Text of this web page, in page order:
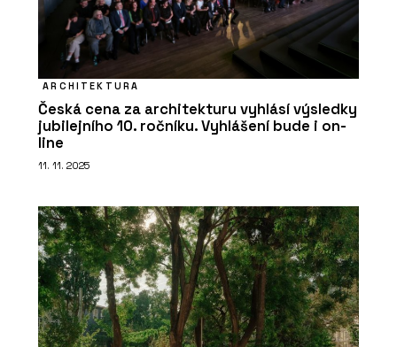
ARCHITEKTURA
Česká cena za architekturu vyhlásí výsledky
jubilejního 10. ročníku. Vyhlášení bude i on-
line
11. 11. 2025